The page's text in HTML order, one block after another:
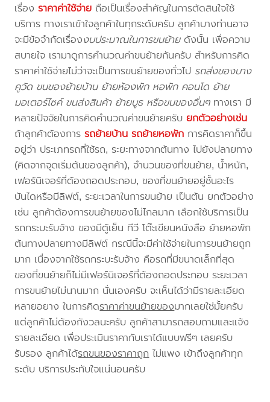
เรื่องราคาค่าใช้จ่าย ถือเป็นเรื่องสำคัญในการตัดสินใจใช้
บริการ ทางเราเข้าใจลูกค้าในทุกระดับครับ ลูกค้าบางท่านอาจ
จะมีข้อจำกัดเรื่องงบประมาณในการขนย้ายดังนั้น เพื่อความ
สบายใจ เรามาดูการคำนวณค่าขนย้ายกันครับ สำหรับการคิด
ราคาค่าใช้จ่ายไม่ว่าจะเป็นการขนย้ายของทั่วไป รถส่งของบาง
คูวัด ขนของย้ายบ้าน ย้ายห้องพัก หอพัก คอนโด ย้าย
มอเตอร์ไซค์ ขนส่งสินค้า ย้ายบูธ หรือขนของอื่นๆทางเรา มี
หลายปัจจัยในการคิดคำนวณค่าขนย้ายครับยกตัวอย่างเช่น
ถ้าลูกค้าต้องการรถย้ายบ้าน รถย้ายหอพัก การคิดราคาก็ขึ้น
อยู่ว่า ประเภทรถที่ใช้รถ, ระยะทางจากต้นทาง ไปยังปลายทาง
(คิดจากจุดเริ่มต้นของลูกค้า), จำนวนของที่ขนย้าย, น้ำหนัก,
เฟอร์นิเจอร์ที่ต้องถอดประกอบ, ของที่ขนย้ายอยู่ชั้นอะไร
บันไดหรือมีลิฟต์, ระยะเวลาในการขนย้าย เป็นต้น ยกตัวอย่าง
เช่น ลูกค้าต้องการขนย้ายของไม่ไกลมาก เลือกใช้บริการเป็น
รถกระบะรับจ้าง ของมีตู้เย็น ทีวี โต๊ะเขียนหนังสือ ย้ายหอพัก
ต้นทางปลายทางมีลิฟต์ กรณีนี้จะมีค่าใช้จ่ายในการขนย้ายถูก
มาก เนื่องจากใช้รถกระบะรับจ้าง คือรถที่มีขนาดเล็กที่สุด
ของที่ขนย้ายก็ไม่มีเฟอร์นิเจอร์ที่ต้องถอดประกอบ ระยะเวลา
การขนย้ายไม่นานมาก นั่นเองครับ จะเห็นได้ว่ามีรายละเอียด
หลายอยาง ในการคิดราคาค่าขนย้ายของมากเลยใช่มั้ยครับ
แต่ลูกค้าไม่ต้องกังวลนะครับ ลูกค้าสามารถสอบถามและแจ้ง
รายละเอียด เพื่อประเมินราคากับเราได้แบบฟรีๆ เลยครับ
รับรอง ลูกค้าได้รถขนของราคาถูกไม่แพง เข้าถึงลูกค้าทุก
ระดับ บริการประทับใจแน่นอนครับ